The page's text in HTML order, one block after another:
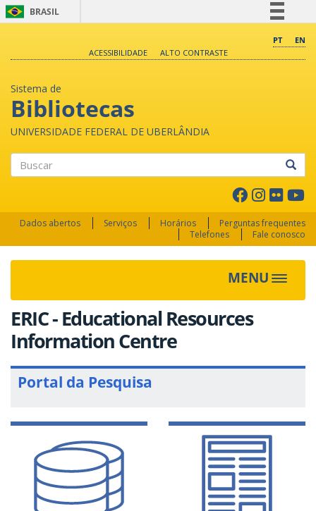
BRASIL
Comunica BR
PT
EN
ACESSIBILIDADE
ALTO CONTRASTE
Sistema de
Bibliotecas
UNIVERSIDADE FEDERAL DE UBERLÂNDIA
Dados abertos Serviços Horários
Perguntas frequentes
Telefones
Fale conosco
MENU Toggle
ERIC - Educational Resources
Information Centre
Portal da Pesquisa